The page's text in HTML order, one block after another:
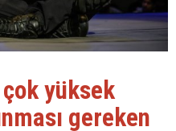
yüksek
gereken